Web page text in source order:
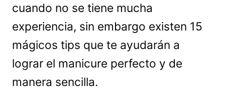
cuando no se tiene mucha
experiencia, sin embargo existen 15
mágicos tips que te ayudarán a
lograr el manicure perfecto y de
manera sencilla.